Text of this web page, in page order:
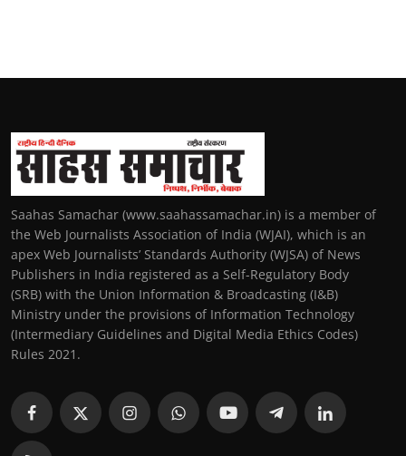
Saahas Samachar (www.saahassamachar.in) is a member of
the Web Journalists Association of India (WJAI), which is an
apex Web Journalists’ Standards Authority (WJSA) of News
Publishers in India registered as a Self-Regulatory Body
(SRB) with the Union Information & Broadcasting (I&B)
Ministry under the provisions of Information Technology
(Intermediary Guidelines and Digital Media Ethics Codes)
Rules 2021.